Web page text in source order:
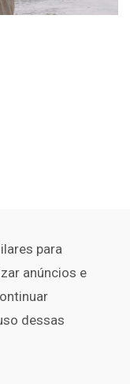
para
anúncios e
dessas